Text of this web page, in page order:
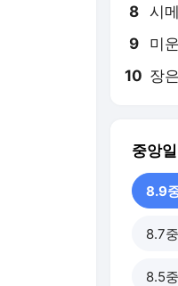
8 시
9 미
10 장
중앙
8.9
8.7
8.5